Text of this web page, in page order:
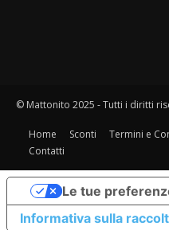
© Mattonito 2025 - Tutti i diritti
Home Sconti Termini e
Contatti
Informativa sulla
Le tue